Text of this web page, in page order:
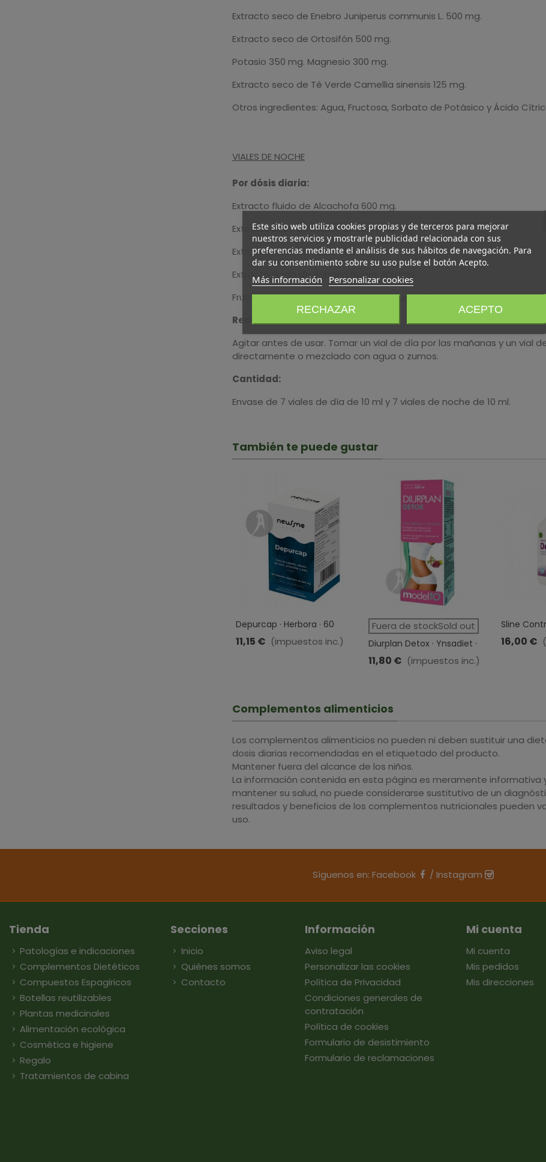
Extracto seco de Enebro Juniperus communis L. 500 mg.
Extracto seco de Ortosifón 500 mg.
Potasio 350 mg. Magnesio 300 mg.
Extracto seco de Té Verde Camellia sinensis 125 mg.
Otros ingredientes: Agua, Fructosa, Sorbato de Potásico y Ácido
VIALES DE NOCHE
Por dósis diaria:
Extracto fluido de Alcachofa 600 mg.
Extracto seco de Diente de León 400 mg.
Extracto seco de Boldo 400 mg.
Extracto fluido de Rábano Negro 400 mg.
Fructooligosacáridos de frutas y verduras 30 mg.
Recomendaciones de uso:
Agitar antes de usar. Tomar un vial de día por las mañanas y un vial
directamente o mezclado con agua o zumos.
Cantidad:
Envase de 7 viales de día de 10 ml y 7 viales de noche de 10 ml.
También te puede gustar
Depurcap · Herbora · 60
Cápsulas
11,15 € (impuestos inc.)
Fuera de stockSold out
Diurplan Detox · Ynsadiet ·
250 Ml
11,80 € (impuestos inc.)
Sline
Sakai · 500
16,00 €
Complementos alimenticios
Los complementos alimenticios no pueden ni deben sustituir una
dosis diarias recomendadas en el etiquetado del producto.
Mantener fuera del alcance de los niños.
La información contenida en esta página es meramente informativa
mantener su salud, no puede considerarse sustitutivo de un
resultados y beneficios de los complementos nutricionales pueden
uso.
Síguenos en: Facebook / Instagram
Este sitio web utiliza cookies propias y de terceros para mejorar
nuestros servicios y mostrarle publicidad relacionada con sus
preferencias mediante el análisis de sus hábitos de navegación. Para
dar su consentimiento sobre su uso pulse el botón Acepto.
Más información Personalizar cookies
RECHAZAR ACEPTO
Tienda
Patologías e indicaciones
Complementos Dietéticos
Compuestos Espagiricos
Botellas reutilizables
Plantas medicinales
Alimentación ecológica
Cosmética e higiene
Regalo
Tratamientos de cabina
Secciones
Inicio
Quiénes somos
Contacto
Información
Aviso legal
Personalizar las cookies
Política de Privacidad
Condiciones generales de
contratación
Política de cookies
Formulario de desistimiento
Formulario de reclamaciones
Mi cuenta
Mi cuenta
Mis pedidos
Mis direcciones